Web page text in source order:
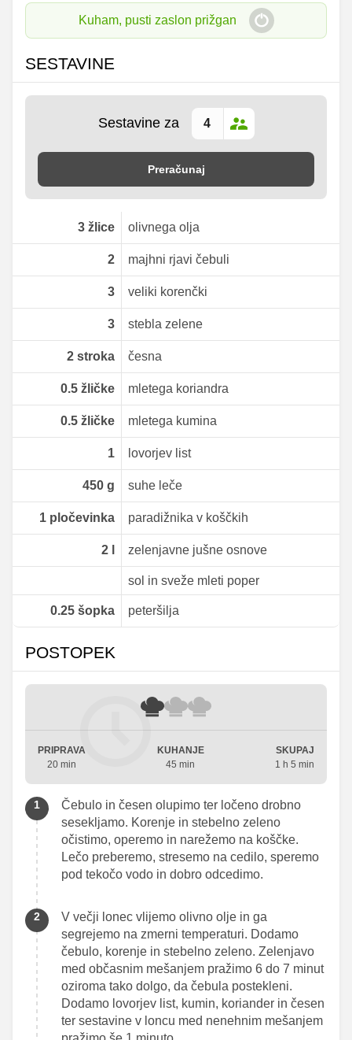
Kuham, pusti zaslon prižgan
SESTAVINE
Sestavine za
Preračunaj
3žlice olivnega olja
2 majhni rjavi čebuli
3 veliki korenčki
3 stebla zelene
2stroka česna
0.5žličke mletega koriandra
0.5žličke mletega kumina
1 lovorjev list
450g suhe leče
1pločevinka paradižnika v koščkih
2l zelenjavne jušne osnove
sol in sveže mleti poper
0.25šopka peteršilja
POSTOPEK
PRIPRAVA
20 min
KUHANJE
45 min
SKUPAJ
1 h 5 min
Čebulo in česen olupimo ter ločeno drobno
sesekljamo. Korenje in stebelno zeleno
očistimo, operemo in narežemo na koščke.
Lečo preberemo, stresemo na cedilo, speremo
pod tekočo vodo in dobro odcedimo.
V večji lonec vlijemo olivno olje in ga
segrejemo na zmerni temperaturi. Dodamo
čebulo, korenje in stebelno zeleno. Zelenjavo
med občasnim mešanjem pražimo 6 do 7 minut
oziroma tako dolgo, da čebula postekleni.
Dodamo lovorjev list, kumin, koriander in česen
ter sestavine v loncu med nenehnim mešanjem